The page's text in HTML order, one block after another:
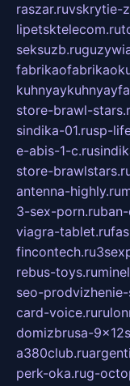
raszar.ruvskrytie-
lipetsktelecom.ru
seksuzb.ru
store-brawl-
sindika-01.rusp-
e-abis-1-c.ru
store-
antenna-highly.ru
3-sex-porn.ru
viagra-tablet.ru
fincontech.ru
rebus-toys.ru
seo-
card-voice.ru
domizbrusa-
a380club.ru
perk-oka.rug-